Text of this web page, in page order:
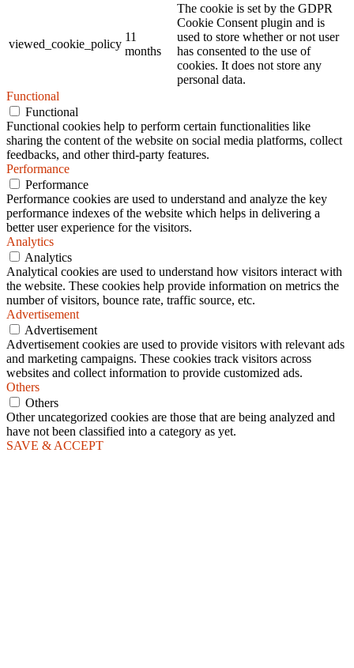
viewed_cookie_policy
11
months
The cookie is set by the GDPR
Cookie Consent plugin and is
used to store whether or not user
has consented to the use of
cookies. It does not store any
personal data.
Functional
Functional
Functional cookies help to perform certain functionalities like
sharing the content of the website on social media platforms, collect
feedbacks, and other third-party features.
Performance
Performance
Performance cookies are used to understand and analyze the key
performance indexes of the website which helps in delivering a
better user experience for the visitors.
Analytics
Analytics
Analytical cookies are used to understand how visitors interact with
the website. These cookies help provide information on metrics the
number of visitors, bounce rate, traffic source, etc.
Advertisement
Advertisement
Advertisement cookies are used to provide visitors with relevant ads
and marketing campaigns. These cookies track visitors across
websites and collect information to provide customized ads.
Others
Others
Other uncategorized cookies are those that are being analyzed and
have not been classified into a category as yet.
SAVE & ACCEPT